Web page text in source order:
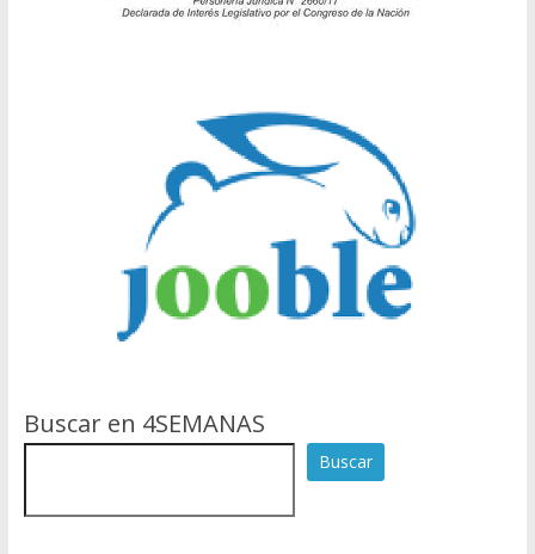
Buscar en 4SEMANAS
Buscar